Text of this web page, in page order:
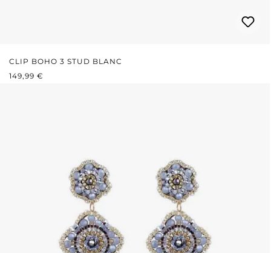
CLIP BOHO 3 STUD BLANC
PRIX RÉGULIER :
149,99 €